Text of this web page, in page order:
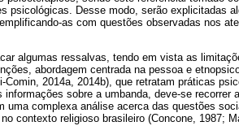
psicológicas. Desse modo, serão explicitadas
as com questões observadas nos
algumas ressalvas, tendo em vista as
abordagem centrada na pessoa e
2014a, 2014b), que retratam práticas
sobre a umbanda, deve-se recorrer
uma complexa análise acerca das questões
contexto religioso brasileiro (Concone, 1987;